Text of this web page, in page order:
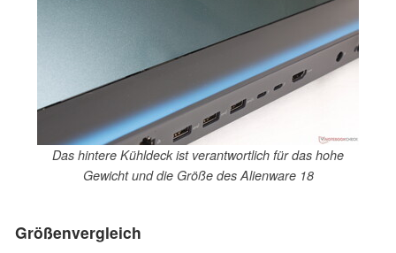
Das hintere Kühldeck ist verantwortlich für das hohe
Gewicht und die Größe des Alienware 18
Größenvergleich